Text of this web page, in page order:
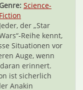
Genre: Science-
Fiction
Jeder, der „Star
Reihe kennt,
Situationen vor
Auge, wenn
erinnert.
ist sicherlich
Anakin